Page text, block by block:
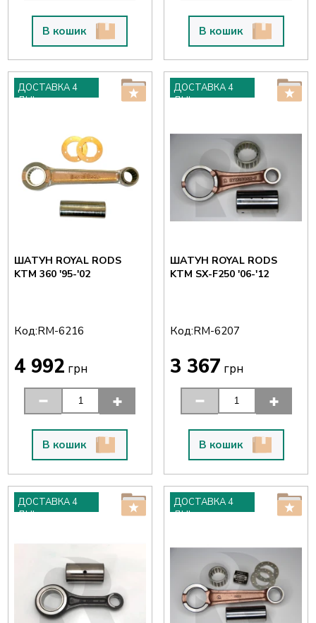
В кошик В кошик
ДОСТАВКА 4
ДНІ
ШАТУН ROYAL RODS
KTM 360 '95-'02
Код:RM-6216
4 992 грн
В кошик
ДОСТАВКА 4
ДНІ
ШАТУН ROYAL RODS
KTM SX-F250 '06-'12
Код:RM-6207
3 367 грн
В кошик
ДОСТАВКА 4
ДНІ
ДОСТАВКА 4
ДНІ